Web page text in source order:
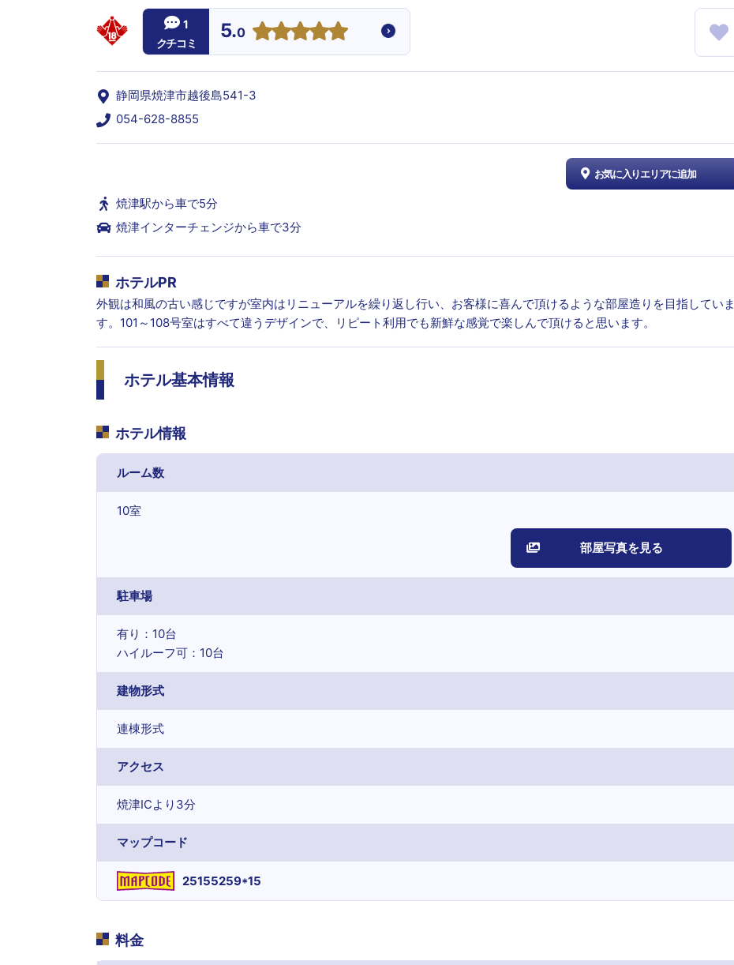
1
クチコミ
5.0
静岡県焼津市越後島541-3
054-628-8855
お気に入りエリアに追加
焼津駅から車で5分
焼津インターチェンジから車で3分
ホテルPR
外観は和風の古い感じですが室内はリニューアルを繰り返し行い、お客様に喜んで頂けるような部屋造りを目指していま
す。101～108号室はすべて違うデザインで、リピート利用でも新鮮な感覚で楽しんで頂けると思います。
ホテル基本情報
ホテル情報
ルーム数
10室
部屋写真を見る
駐車場
有り：10台
ハイルーフ可：10台
建物形式
連棟形式
アクセス
焼津ICより3分
マップコード
25155259*15
料金